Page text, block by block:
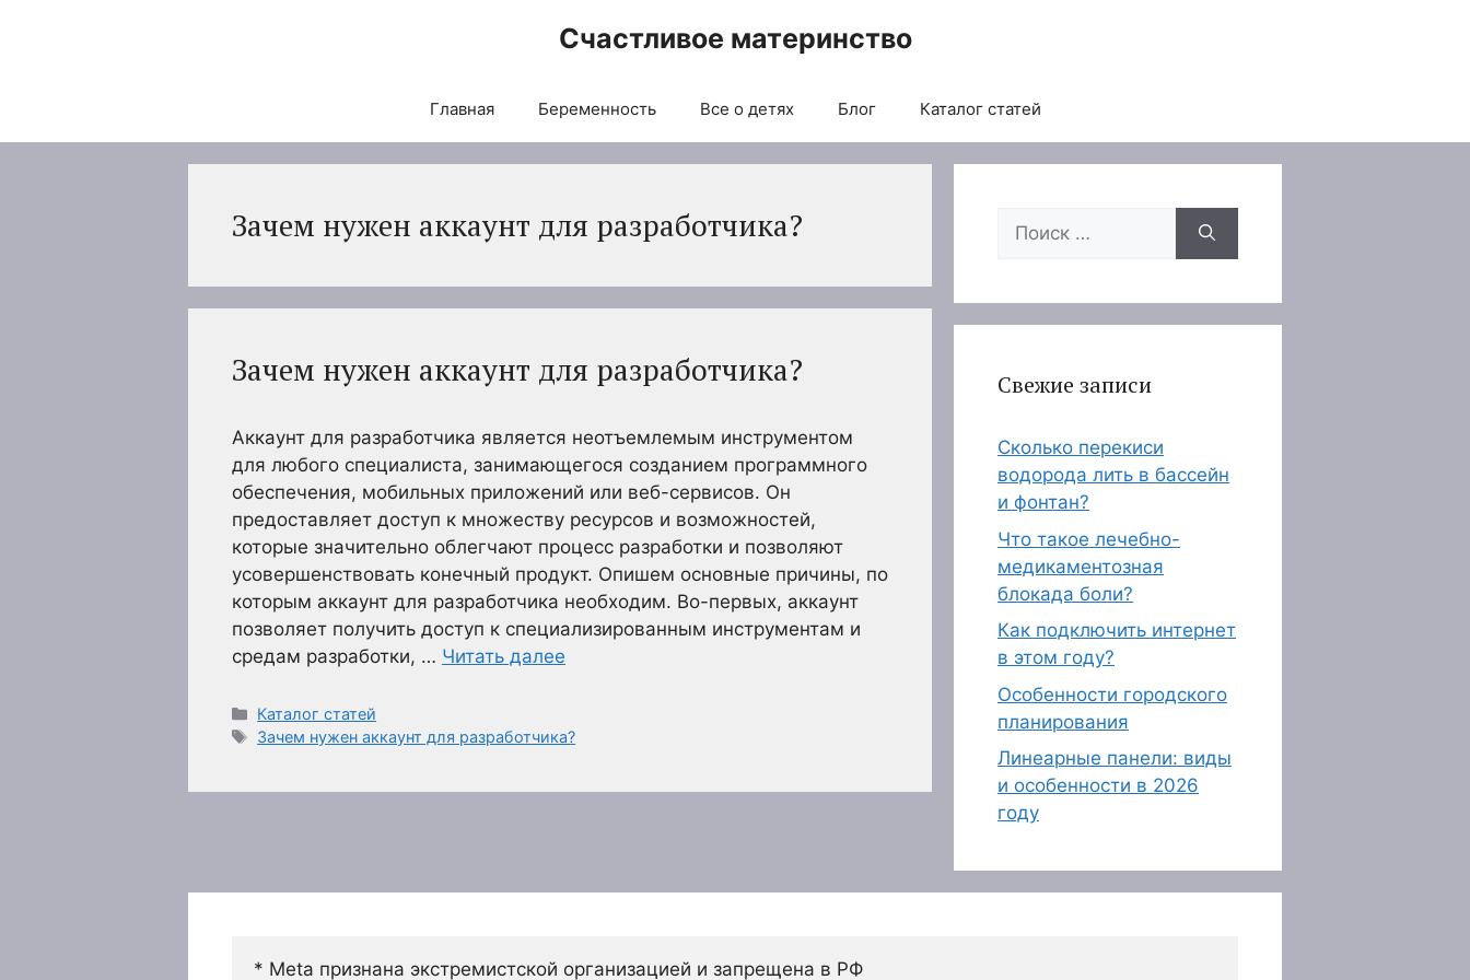
Счастливое материнство
Главная Беременность Все о детях Блог Каталог статей
Зачем нужен аккаунт для разработчика?
Зачем нужен аккаунт для разработчика?
Аккаунт для разработчика является неотъемлемым инструментом
для любого специалиста, занимающегося созданием программного
обеспечения, мобильных приложений или веб-сервисов. Он
предоставляет доступ к множеству ресурсов и возможностей,
которые значительно облегчают процесс разработки и позволяют
усовершенствовать конечный продукт. Опишем основные причины, по
которым аккаунт для разработчика необходим. Во-первых, аккаунт
позволяет получить доступ к специализированным инструментам и
средам разработки, … Читать далее
Рубрики
Каталог статей
Метки
Зачем нужен аккаунт для разработчика?
Поиск:
Свежие записи
Сколько перекиси
водорода лить в бассейн
и фонтан?
Что такое лечебно-
медикаментозная
блокада боли?
Как подключить интернет
в этом году?
Особенности городского
планирования
Линеарные панели: виды
и особенности в 2026
году
* Meta признана экстремистской организацией и запрещена в РФ